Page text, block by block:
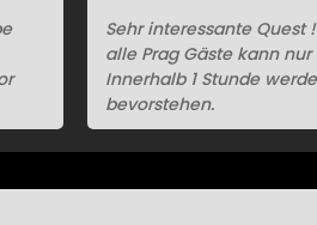
Sehr interessante Quest
alle Prag Gäste kann
Innerhalb 1 Stunde
bevorstehen.